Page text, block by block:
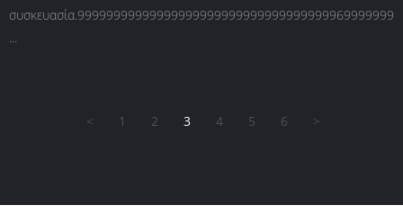
...
< 1 2 3 4 5 6 >